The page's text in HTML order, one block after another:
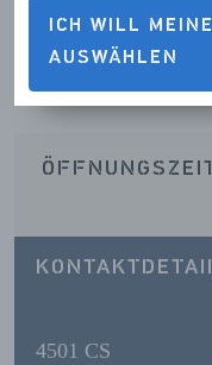
ICH WILL
AUSWÄHLEN
4501 CS